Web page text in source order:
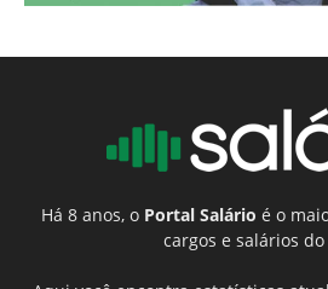
Há 8 anos, o Portal Salário é o
cargos e salários